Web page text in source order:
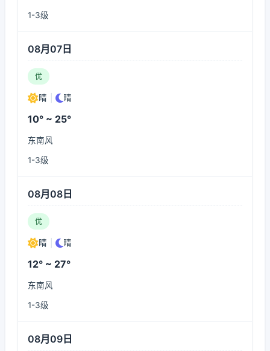
1-3级
08月07日
优
晴 晴
10° ~ 25°
东南风
1-3级
08月08日
优
晴 晴
12° ~ 27°
东南风
1-3级
08月09日